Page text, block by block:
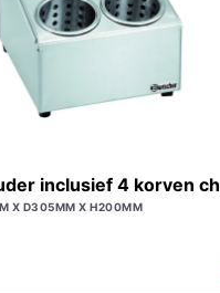
inclusief 4 korven
X D305MM X H200MM